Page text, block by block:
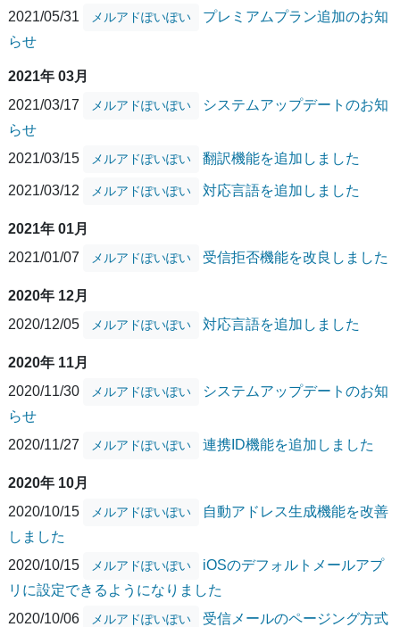
2021/05/31
メルアドぽいぽい
プレミアムプラン追加のお知
らせ
2021年 03月
2021/03/17
メルアドぽいぽい
システムアップデートのお知
らせ
2021/03/15
メルアドぽいぽい 翻訳機能を追加しました
2021/03/12 メルアドぽいぽい 対応言語を追加しました
2021年 01月
2021/01/07
メルアドぽいぽい 受信拒否機能を改良しました
2020年 12月
2020/12/05
メルアドぽいぽい 対応言語を追加しました
2020年 11月
2020/11/30
メルアドぽいぽい
システムアップデートのお知
らせ
2020/11/27
メルアドぽいぽい 連携ID機能を追加しました
2020年 10月
2020/10/15
メルアドぽいぽい
自動アドレス生成機能を改善
しました
2020/10/15
メルアドぽいぽい
iOSのデフォルトメールアプ
リに設定できるようになりました
2020/10/06
メルアドぽいぽい
受信メールのページング方式